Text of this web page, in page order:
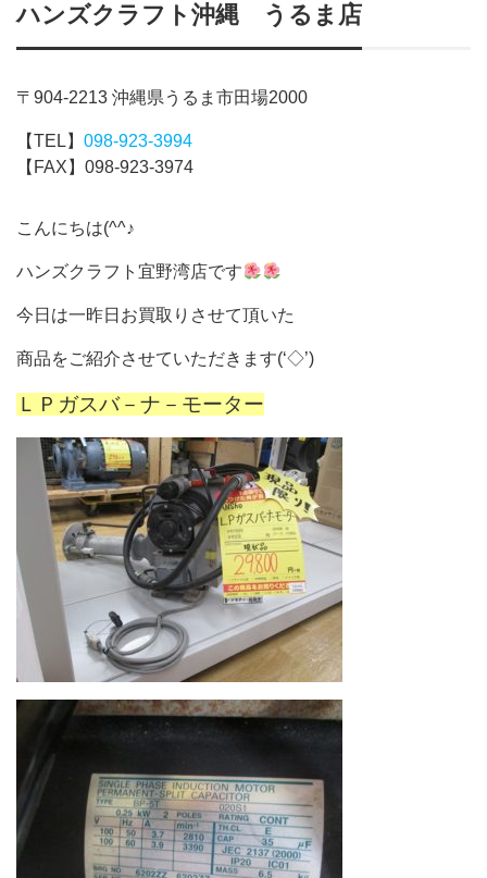
ハンズクラフト沖縄 うるま店
〒904-2213 沖縄県うるま市田場2000
【TEL】 098-923-3994
【FAX】098-923-3974
こんにちは(^^♪
ハンズクラフト宜野湾店です
今日は一昨日お買取りさせて頂いた
商品をご紹介させていただきます(‘◇’)ゞ
ＬＰガスバ－ナ－モーター